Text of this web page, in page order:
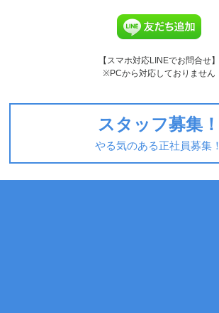
【スマホ対応LINEでお問合せ】
※PCから対応しておりません
スタッフ募集！
やる気のある正社員募集！